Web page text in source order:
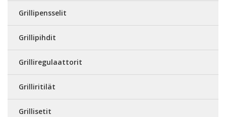
Grillipensselit
Grillipihdit
Grilliregulaattorit
Grilliritilät
Grillisetit